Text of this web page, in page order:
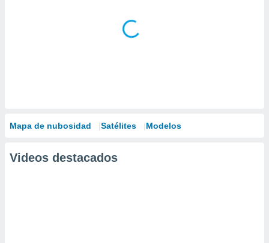
Mapa de nubosidad Satélites Modelos
Videos destacados